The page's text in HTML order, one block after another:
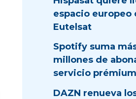
espacio europeo
Eutelsat
Spotify suma
millones de
servicio prémium
DAZN renueva